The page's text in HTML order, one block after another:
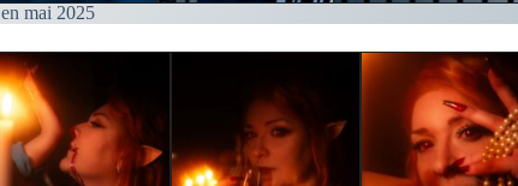
en mai 2025